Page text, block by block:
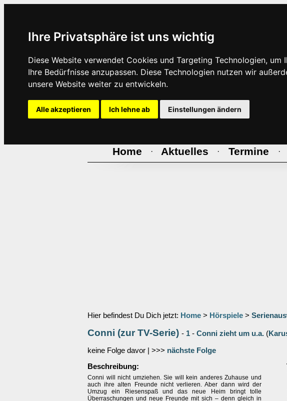
Ihre Privatsphäre ist uns wichtig
Diese Website verwendet Cookies und Targeting Technologien,
Ihre Bedürfnisse anzupassen. Diese Technologien nutzen wir
unsere Website weiter zu entwickeln.
Alle akzeptieren Ich lehne ab Einstellungen ändern
Home · Aktuelles · Termine ·
Hier befindest Du Dich jetzt: Home > Hörspiele >
Conni (zur TV-Serie) - 1 - Conni zieht um u.a. (
keine Folge davor | >>> nächste Folge
Beschreibung:
Conni will nicht umziehen. Sie will kein anderes Zuhause und
auch ihre alten Freunde nicht verlieren. Aber dann wird der
Umzug ein Riesenspaß und das neue Heim bringt tolle
Überraschungen und neue Freunde mit sich – denn gleich in